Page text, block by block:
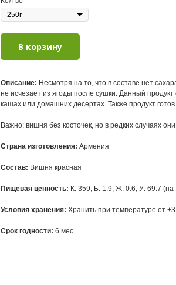
В корзину
Описание: Несмотря на то, что в составе нет
не исчезает из ягоды после сушки. Данный
кашах или домашних десертах. Также продукт
Важно: вишня без косточек, но в редких случаях
Страна изготовления: Армения
Состав: Вишня красная
Пищевая ценность: К: 359, Б: 1.9, Ж: 0.6, У: 69.7 (на
Условия хранения: Хранить при температуре от
Срок годности: 6 мес